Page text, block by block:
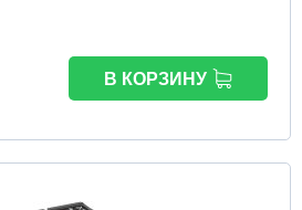
В КОРЗИНУ